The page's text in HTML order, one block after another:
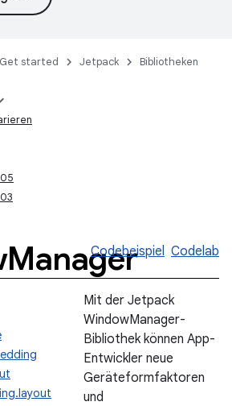
Get started Jetpack Bibliotheken
Manager
Codebeispiel Codelab
Mit der Jetpack
WindowManager-
Bibliothek können App-
Entwickler neue
Geräteformfaktoren
und